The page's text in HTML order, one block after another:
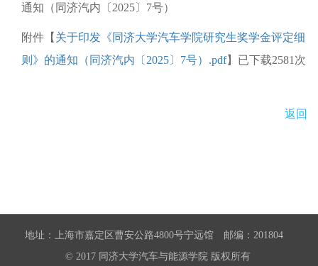
通知（同济汽内〔2025〕7号）
附件【 关于印发《同济大学汽车学院研究生奖学金评定细
则》的通知（同济汽内〔2025〕7号）.pdf】已下载2581 次
返回
地址：上海市嘉定区曹安公路4800号宁远馆 邮编：201804
© 2017 同济大学汽车与能源学院 版权所有